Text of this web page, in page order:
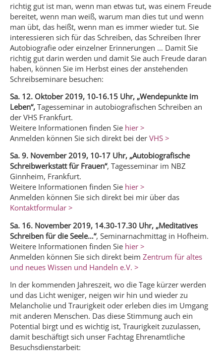
richtig gut ist man, wenn man etwas tut, was einem Freude
bereitet, wenn man weiß, warum man dies tut und wenn
man übt, das heißt, wenn man es immer wieder tut. Sie
interessieren sich für das Schreiben, das Schreiben Ihrer
Autobiografie oder einzelner Erinnerungen … Damit Sie
richtig gut darin werden und damit Sie auch Freude daran
haben, können Sie im Herbst eines der anstehenden
Schreibseminare besuchen:
Sa. 12. Oktober 2019, 10-16.15 Uhr, „Wendepunkte im
Leben“, Tagesseminar in autobiografischen Schreiben an
der VHS Frankfurt.
Weitere Informationen finden Sie hier >
Anmelden können Sie sich direkt bei der VHS >
Sa. 9. November 2019, 10-17 Uhr, „Autobiografische
Schreibwerkstatt für Frauen“, Tagesseminar im NBZ
Ginnheim, Frankfurt.
Weitere Informationen finden Sie hier >
Anmelden können Sie sich direkt bei mir über das
Kontaktformular >
Sa. 16. November 2019, 14.30-17.30 Uhr, „Meditatives
Schreiben für die Seele…“, Seminarnachmittag in Hofheim.
Weitere Informationen finden Sie hier >
Anmelden können Sie sich direkt beim Zentrum für altes
und neues Wissen und Handeln e.V. >
In der kommenden Jahreszeit, wo die Tage kürzer werden
und das Licht weniger, neigen wir hin und wieder zu
Melancholie und Traurigkeit oder erleben dies im Umgang
mit anderen Menschen. Das diese Stimmung auch ein
Potential birgt und es wichtig ist, Traurigkeit zuzulassen,
damit beschäftigt sich unser Fachtag Ehrenamtliche
Besuchsdienstarbeit: